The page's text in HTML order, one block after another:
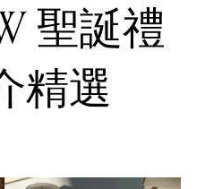
聖誕禮
精選